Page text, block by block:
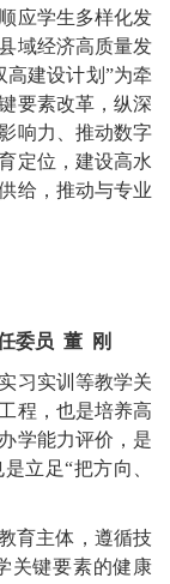
应学生多样化发
域经济高质量发
高建设计划”为牵
要素改革，纵深
响力、推动数字
定位，建设高水
给，推动与专业
委员 董 刚
习实训等教学关
程，也是培养高
学能力评价，是
立足“把方向、
育主体，遵循技
关键要素的健康